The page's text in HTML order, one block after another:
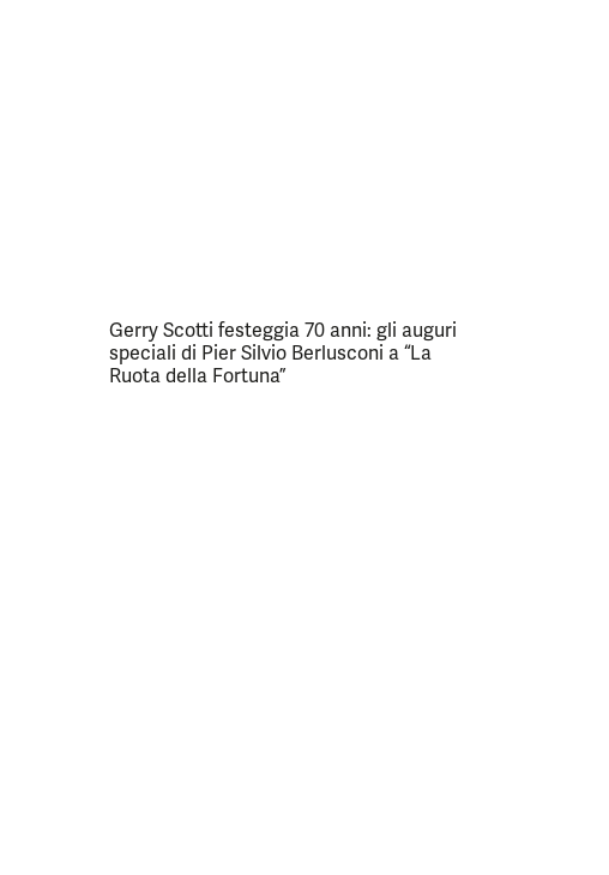
Gerry Scotti festeggia 70 anni: gli auguri
speciali di Pier Silvio Berlusconi a “La
Ruota della Fortuna”